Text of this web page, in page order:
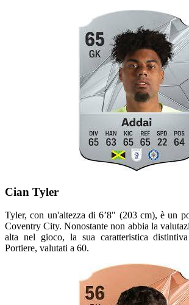
Cian Tyler
Tyler, con un'altezza di 6’8" (203 cm), è un
Coventry City. Nonostante non abbia la
alta nel gioco, la sua caratteristica
Portiere, valutati a 60.